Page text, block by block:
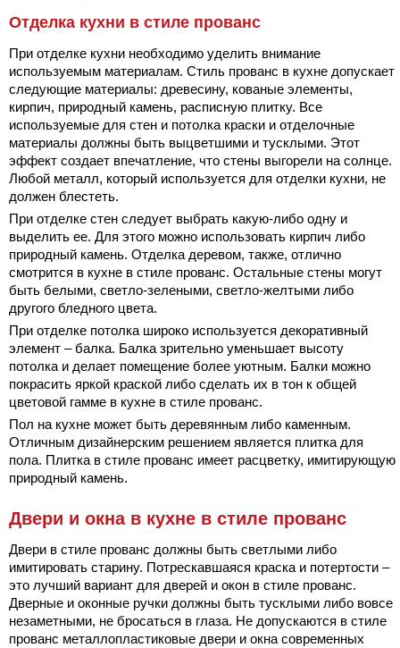
Отделка кухни в стиле прованс
При отделке кухни необходимо уделить внимание
используемым материалам. Стиль прованс в кухне допускает
следующие материалы: древесину, кованые элементы,
кирпич, природный камень, расписную плитку. Все
используемые для стен и потолка краски и отделочные
материалы должны быть выцветшими и тусклыми. Этот
эффект создает впечатление, что стены выгорели на солнце.
Любой металл, который используется для отделки кухни, не
должен блестеть.
При отделке стен следует выбрать какую-либо одну и
выделить ее. Для этого можно использовать кирпич либо
природный камень. Отделка деревом, также, отлично
смотрится в кухне в стиле прованс. Остальные стены могут
быть белыми, светло-зелеными, светло-желтыми либо
другого бледного цвета.
При отделке потолка широко используется декоративный
элемент – балка. Балка зрительно уменьшает высоту
потолка и делает помещение более уютным. Балки можно
покрасить яркой краской либо сделать их в тон к общей
цветовой гамме в кухне в стиле прованс.
Пол на кухне может быть деревянным либо каменным.
Отличным дизайнерским решением является плитка для
пола. Плитка в стиле прованс имеет расцветку, имитирующую
природный камень.
Двери и окна в кухне в стиле прованс
Двери в стиле прованс должны быть светлыми либо
имитировать старину. Потрескавшаяся краска и потертости –
это лучший вариант для дверей и окон в стиле прованс.
Дверные и оконные ручки должны быть тусклыми либо вовсе
незаметными, не бросаться в глаза. Не допускаются в стиле
прованс металлопластиковые двери и окна современных